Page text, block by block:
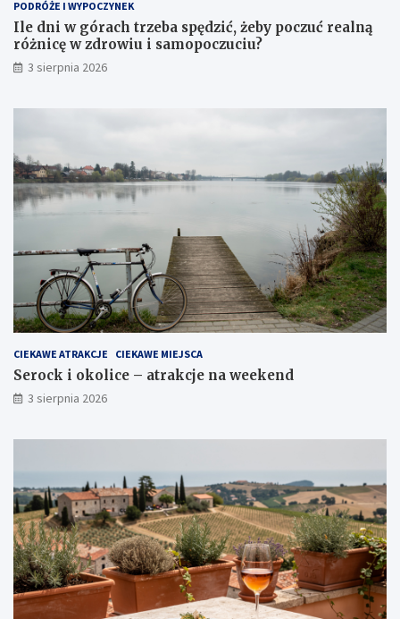
PODRÓŻE I WYPOCZYNEK
Ile dni w górach trzeba spędzić, żeby poczuć realną
różnicę w zdrowiu i samopoczuciu?
3 sierpnia 2026
CIEKAWE ATRAKCJE CIEKAWE MIEJSCA
Serock i okolice – atrakcje na weekend
3 sierpnia 2026